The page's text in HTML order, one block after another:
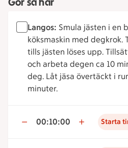
Langos: Smula jästen i en
köksmaskin med degkrok.
tills jästen löses upp.
och arbeta degen ca 10
deg. Låt jäsa övertäckt i
minuter.
00:10:00 Starta